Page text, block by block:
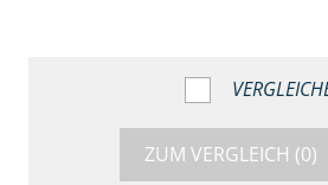
ZUM VERGLEICH (0)